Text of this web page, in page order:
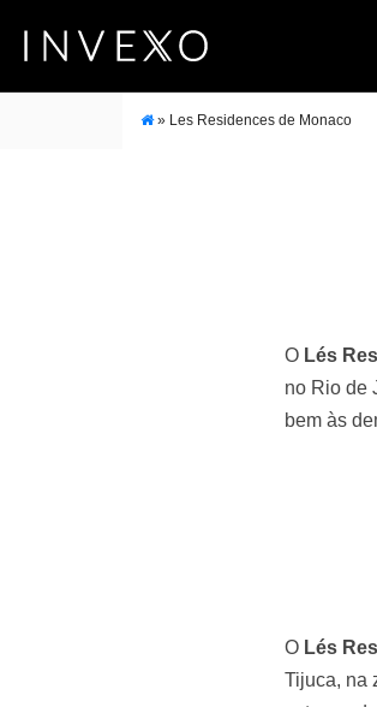
» Les Residences de Monaco
O Lés
no Rio de
bem às
O Lés
Tijuca, na